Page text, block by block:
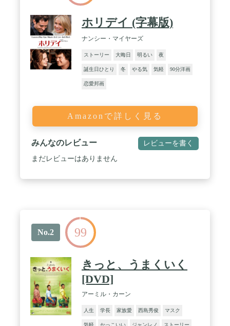
ホリデイ (字幕版)
ナンシー・マイヤーズ
ストーリー 大晦日 明るい 夜
誕生日ひとり 冬 やる気 気軽 90分洋画
恋愛邦画
Amazonで詳しく見る
みんなのレビュー レビューを書く
まだレビューはありません
No.2 99
きっと、うまくいく
[DVD]
アーミル・カーン
人生 学長 家族愛 西島秀俊 マスク
気軽 かっこいい ジャンレノ ストーリー